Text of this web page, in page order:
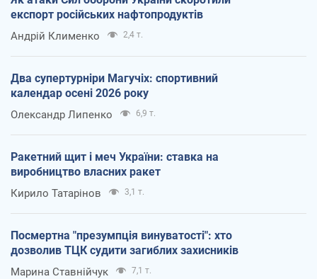
експорт російських нафтопродуктів
Андрій Клименко 2,4 т.
Два супертурніри Магучіх: спортивний
календар осені 2026 року
Олександр Липенко 6,9 т.
Ракетний щит і меч України: ставка на
виробництво власних ракет
Кирило Татарінов 3,1 т.
Посмертна "презумпція винуватості": хто
дозволив ТЦК судити загиблих захисників
Марина Ставнійчук 7,1 т.